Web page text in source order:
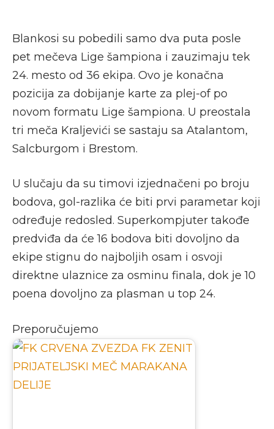
Blankosi su pobedili samo dva puta posle
pet mečeva Lige šampiona i zauzimaju tek
24. mesto od 36 ekipa. Ovo je konačna
pozicija za dobijanje karte za plej-of po
novom formatu Lige šampiona. U preostala
tri meča Kraljevići se sastaju sa Atalantom,
Salcburgom i Brestom.
U slučaju da su timovi izjednačeni po broju
bodova, gol-razlika će biti prvi parametar koji
određuje redosled. Superkompjuter takođe
predviđa da će 16 bodova biti dovoljno da
ekipe stignu do najboljih osam i osvoji
direktne ulaznice za osminu finala, dok je 10
poena dovoljno za plasman u top 24.
Preporučujemo